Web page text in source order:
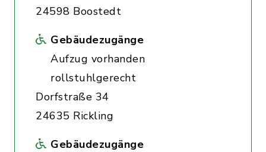
24598 Boostedt
Gebäudezugänge
Aufzug vorhanden
rollstuhlgerecht
Dorfstraße 34
24635 Rickling
Gebäudezugänge